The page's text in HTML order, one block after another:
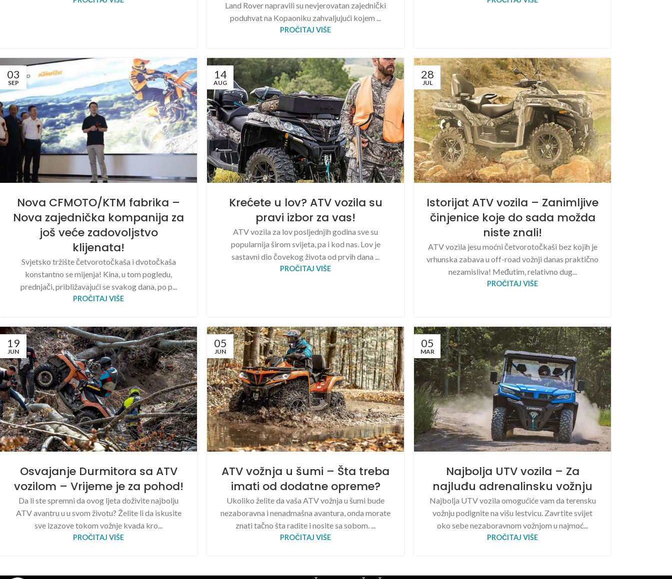
Land Rover napravili su nevjerovatan zajednički
poduhvat na Kopaoniku zahvaljujući kojem ...
PROČITAJ VIŠE
03
SEP
Nova CFMOTO/KTM fabrika –
Nova zajednička kompanija za
još veće zadovoljstvo
klijenata!
Svjetsko tržište četvorotočkaša i dvotočkaša
konstantno se mijenja! Kina, u tom pogledu,
prednjači, približavajući se svakog dana, po p...
PROČITAJ VIŠE
14
AUG
Krećete u lov? ATV vozila su
pravi izbor za vas!
ATV vozila za lov posljednjih godina sve su
popularnija širom svijeta, pa i kod nas. Lov je
sastavni dio čovekog života od prvih dana ...
PROČITAJ VIŠE
28
JUL
Istorijat ATV vozila – Zanimljive
činjenice koje do sada možda
niste znali!
ATV vozila jesu moćni četvorotočkaši bez kojih je
vrhunska zabava u off-road vožnji danas praktično
nezamisliva! Međutim, relativno dug...
PROČITAJ VIŠE
19
JUN
Osvajanje Durmitora sa ATV
vozilom – Vrijeme je za pohod!
Da li ste spremni da ovog ljeta doživite najbolju
ATV avantru u u svom životu? Želite li da iskusite
sve izazove tokom vožnje kvada kro...
PROČITAJ VIŠE
05
JUN
ATV vožnja u šumi – Šta treba
imati od dodatne opreme?
Ukoliko želite da vaša ATV vožnja u šumi bude
nezaboravna i nenadmašna avantura, onda morate
znati tačno šta radite i nosite sa sobom. ...
PROČITAJ VIŠE
05
MAR
Najbolja UTV vozila – Za
najluđu adrenalinsku vožnju
Najbolja UTV vozila omogućiće vam da terensku
vožnju podignite na višu lestvicu. Zavrtite svijet
oko sebe nezaboravnom vožnjom u najmoć...
PROČITAJ VIŠE